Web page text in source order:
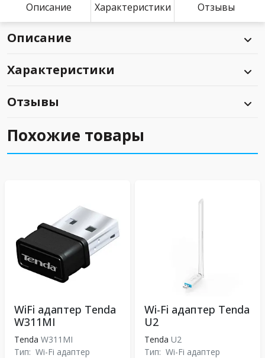
Описание
Характеристики Отзывы
Описание
Характеристики
Отзывы
Похожие товары
WiFi адаптер Tenda
W311MI
Tenda W311MI
Тип: Wi-Fi адаптер
Wi-Fi адаптер Tenda
U2
Tenda U2
Тип: Wi-Fi адаптер